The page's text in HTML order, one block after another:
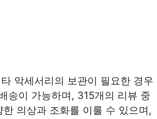
악세서리의 보관이 필요한 경우
송이 가능하며, 315개의 리뷰 중
의상과 조화를 이룰 수 있으며,